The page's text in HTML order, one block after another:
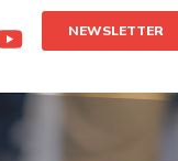
NEWSLETTER